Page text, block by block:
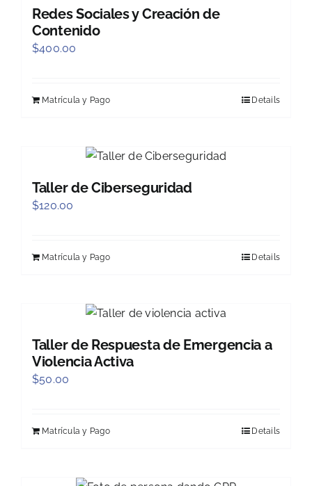
Redes Sociales y Creación de
Contenido
$400.00
Matrícula y Pago Details
Taller de Ciberseguridad
$120.00
Matrícula y Pago Details
Taller de Respuesta de Emergencia a
Violencia Activa
$50.00
Matrícula y Pago Details